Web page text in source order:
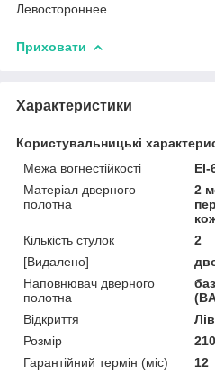
Левостороннее
Приховати
Характеристики
Користувальницькі
Межа вогнестійкості
ЕІ-
Матеріал дверного
полотна
2
Кількість стулок
2
[Видалено]
Наповнювач дверного
полотна
Відкриття
Розмір
Гарантійний термін (міс)
12